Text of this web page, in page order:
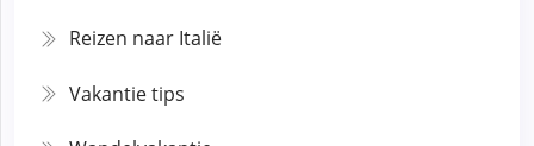
Reizen naar Italië
Vakantie tips